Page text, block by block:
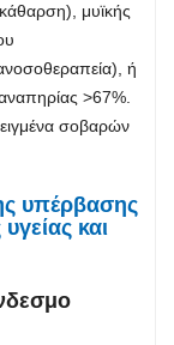
μυϊκής
ή
>67%.
σοβαρών
υπέρβασης
και